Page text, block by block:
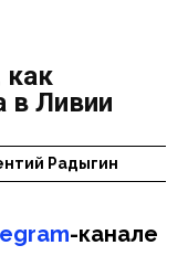
как
в Ливии
Радыгин
-канале